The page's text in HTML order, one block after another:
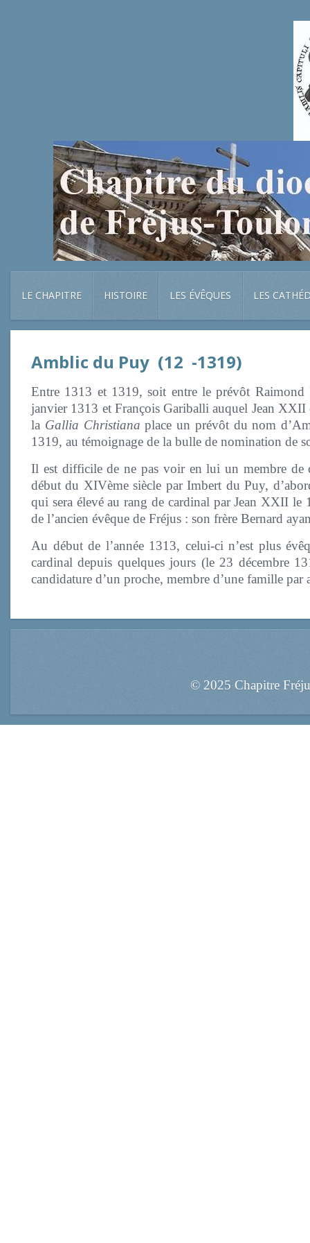
LE CHAPITRE HISTOIRE LES ÉVÊQUES LES
Amblic du Puy (12 -1319)
Entre 1313 et 1319, soit entre le prévôt
janvier 1313 et François Gariballi auquel Jean
la Gallia Christiana place un prévôt du nom
1319, au témoignage de la bulle de nomination de
Il est difficile de ne pas voir en lui un membre de
début du XIVème siècle par Imbert du Puy,
qui sera élevé au rang de cardinal par Jean XXII le
de l’ancien évêque de Fréjus : son frère Bernard
Au début de l’année 1313, celui-ci n’est plus
cardinal depuis quelques jours (le 23 décembre
candidature d’un proche, membre d’une famille par
© 2025 Chapitre